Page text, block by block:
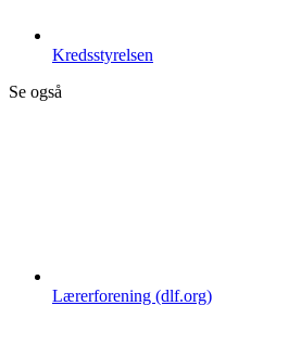
Kredsstyrelsen
Se også
Lærerforening (dlf.org)